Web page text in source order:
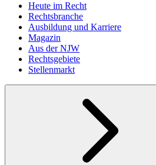
Heute im Recht
Rechtsbranche
Ausbildung und Karriere
Magazin
Aus der NJW
Rechtsgebiete
Stellenmarkt